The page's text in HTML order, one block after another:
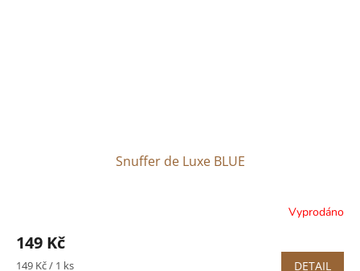
Snuffer de Luxe BLUE
Vyprodáno
149 Kč
Měrná
149 Kč / 1 ks DETAIL